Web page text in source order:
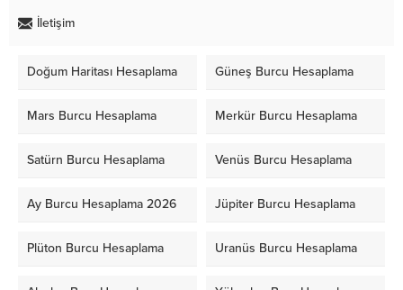
İletişim
Doğum Haritası Hesaplama Güneş Burcu Hesaplama
Mars Burcu Hesaplama Merkür Burcu Hesaplama
Satürn Burcu Hesaplama Venüs Burcu Hesaplama
Ay Burcu Hesaplama 2026 Jüpiter Burcu Hesaplama
Plüton Burcu Hesaplama Uranüs Burcu Hesaplama